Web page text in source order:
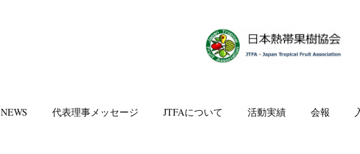
NEWS 代表理事メッセージ JTFAについて 活動実績 会報